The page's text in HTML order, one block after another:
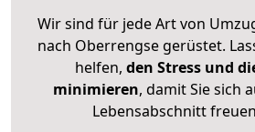
Wir sind für jede Art von
nach Oberrengse gerüstet.
helfen, den Stress und
minimieren, damit Sie sich
Lebensabschnitt